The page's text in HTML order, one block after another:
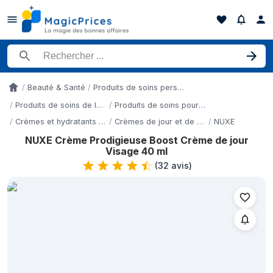
Rechercher un produit
AccueilBeauté & Santé
Produits de soins personnels
Produits de soins de la peau
Produits de soins pour le visage
Crèmes et hydratants pour le visage
Crèmes de jour et de nuit NUXE
NUXE Crème Prodigieuse Boost Crème de jour
Visage 40 ml
(32 avis)
Historique des prix de NUXE Crème Prodigieuse Boost
Date
11 mai 2026